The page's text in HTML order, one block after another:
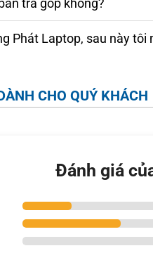
học tập, dựng nội
trả góp không?
Phát Laptop, sau này tôi
CHO QUÝ KHÁCH
Đánh giá